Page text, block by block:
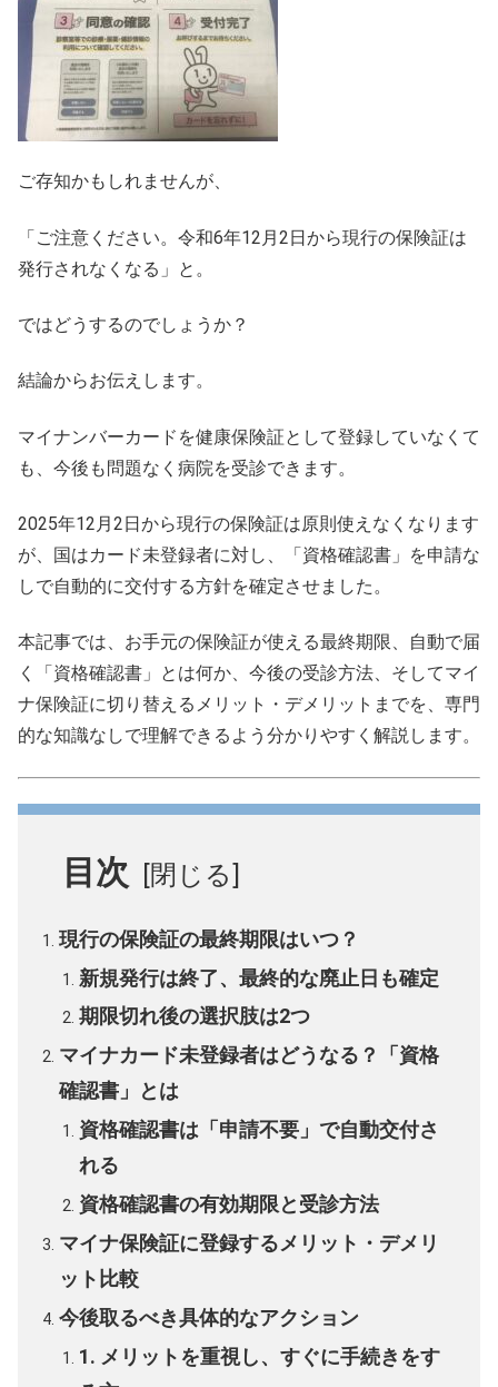
ご存知かもしれませんが、
「ご注意ください。令和6年12月2日から現行の保険証は
発行されなくなる」と。
ではどうするのでしょうか？
結論からお伝えします。
マイナンバーカードを健康保険証として登録していなくて
も、今後も問題なく病院を受診できます。
2025年12月2日から現行の保険証は原則使えなくなります
が、国はカード未登録者に対し、「資格確認書」を申請な
しで自動的に交付する方針を確定させました。
本記事では、お手元の保険証が使える最終期限、自動で届
く「資格確認書」とは何か、今後の受診方法、そしてマイ
ナ保険証に切り替えるメリット・デメリットまでを、専門
的な知識なしで理解できるよう分かりやすく解説します。
目次
現行の保険証の最終期限はいつ？
新規発行は終了、最終的な廃止日も確定
期限切れ後の選択肢は2つ
マイナカード未登録者はどうなる？「資格
確認書」とは
資格確認書は「申請不要」で自動交付さ
れる
資格確認書の有効期限と受診方法
マイナ保険証に登録するメリット・デメリ
ット比較
今後取るべき具体的なアクション
1. メリットを重視し、すぐに手続きをす